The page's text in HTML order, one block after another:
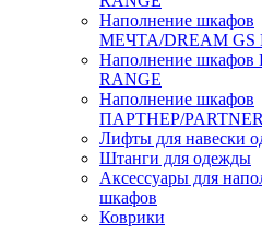
Наполнение шкафов
МЕЧТА/DREAM GS
Наполнение шкафов
RANGE
Наполнение шкафов
ПАРТНЕР/
Лифты для навески
Штанги для одежды
Аксессуары для
шкафов
Коврики